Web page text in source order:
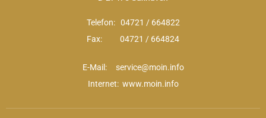
Telefon: 04721 / 664822
Fax: 04721 / 664824
E-Mail: service@moin.info
Internet: www.moin.info